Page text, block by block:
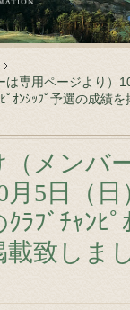
は専用ページより）
ﾟｵﾝｼｯﾌﾟ予選の成績を
メンバ
月5日（
ﾗﾌﾞﾁｬﾝﾋﾟ
致しま